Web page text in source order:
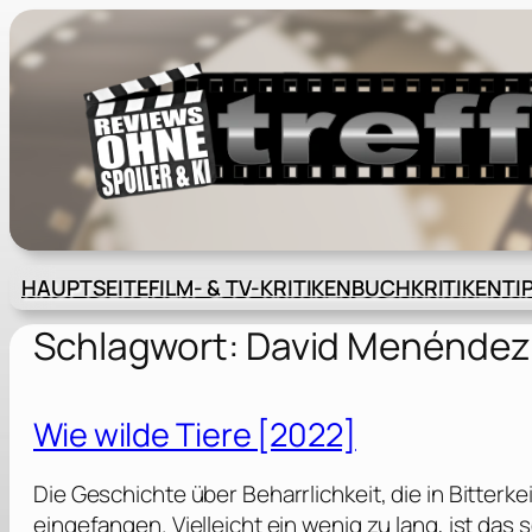
Zum
Inhalt
springen
HAUPTSEITEFILM- & TV-KRITIKENBUCHKRITIKEN
Schlagwort: David Menéndez
Wie wilde Tiere [2022]
Die Geschichte über Beharrlichkeit, die in
eingefangen. Vielleicht ein wenig zu lang, ist das